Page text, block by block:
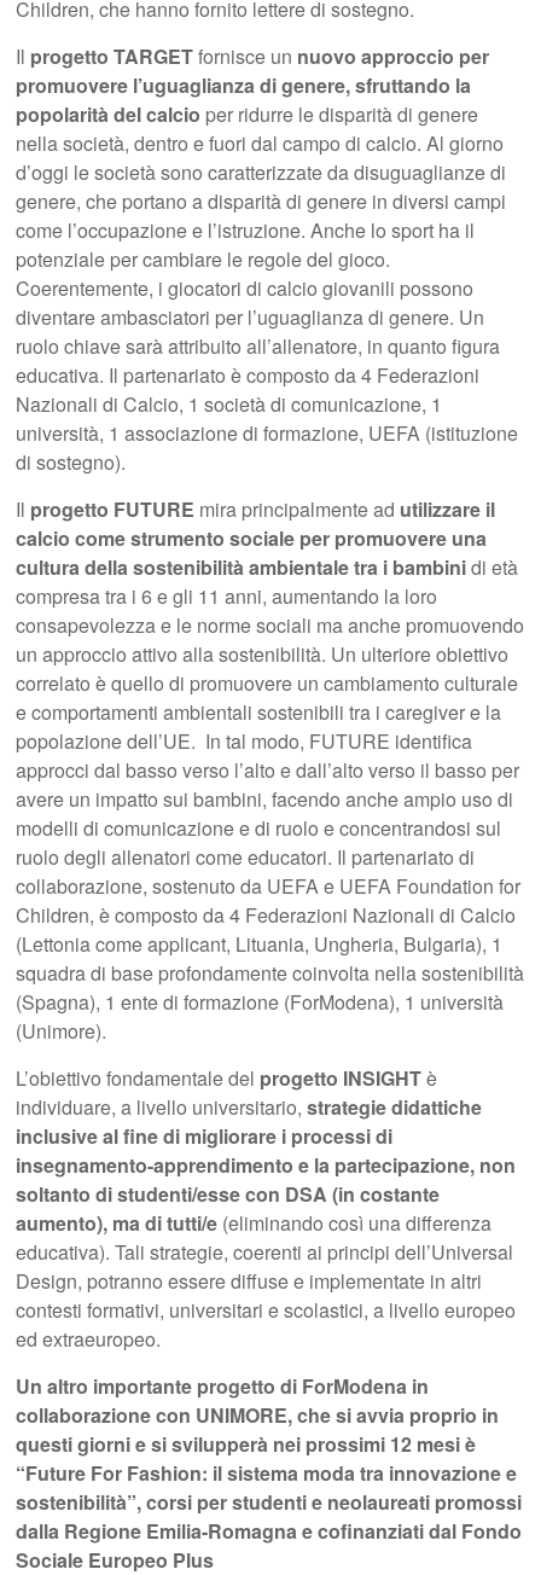
Children, che hanno fornito lettere di sostegno.
Il progetto TARGETfornisce un nuovo approccio per
promuovere l’uguaglianza di genere, sfruttando la
popolarità del calcio per ridurre le disparità di genere
nella società, dentro e fuori dal campo di calcio. Al giorno
d’oggi le società sono caratterizzate da disuguaglianze di
genere, che portano a disparità di genere in diversi campi
come l’occupazione e l’istruzione. Anche lo sport ha il
potenziale per cambiare le regole del gioco.
Coerentemente, i giocatori di calcio giovanili possono
diventare ambasciatori per l’uguaglianza di genere. Un
ruolo chiave sarà attribuito all’allenatore, in quanto figura
educativa. Il partenariato è composto da 4 Federazioni
Nazionali di Calcio, 1 società di comunicazione, 1
università, 1 associazione di formazione, UEFA (istituzione
di sostegno).
Il progetto FUTURE mira principalmente ad utilizzare il
calcio come strumento sociale per promuovere una
cultura della sostenibilità ambientale tra i bambinidi età
compresa tra i 6 e gli 11 anni, aumentando la loro
consapevolezza e le norme sociali ma anche promuovendo
un approccio attivo alla sostenibilità. Un ulteriore obiettivo
correlato è quello di promuovere un cambiamento culturale
e comportamenti ambientali sostenibili tra i caregiver e la
popolazione dell’UE. In tal modo, FUTURE identifica
approcci dal basso verso l’alto e dall’alto verso il basso per
avere un impatto sui bambini, facendo anche ampio uso di
modelli di comunicazione e di ruolo e concentrandosi sul
ruolo degli allenatori come educatori. Il partenariato di
collaborazione, sostenuto da UEFA e UEFA Foundation for
Children, è composto da 4 Federazioni Nazionali di Calcio
(Lettonia come applicant, Lituania, Ungheria, Bulgaria), 1
squadra di base profondamente coinvolta nella sostenibilità
(Spagna), 1 ente di formazione (ForModena), 1 università
(Unimore).
L’obiettivo fondamentale del progetto INSIGHTè
individuare, a livello universitario,strategie didattiche
inclusive al fine di migliorare i processi di
insegnamento-apprendimento e la partecipazione, non
soltanto di studenti/esse con DSA (in costante
aumento), ma di tutti/e (eliminando così una differenza
educativa). Tali strategie, coerenti ai principi dell’Universal
Design, potranno essere diffuse e implementate in altri
contesti formativi, universitari e scolastici, a livello europeo
ed extraeuropeo.
Un altro importante progetto di ForModena in
collaborazione con UNIMORE, che si avvia proprio in
questi giorni e si svilupperà nei prossimi 12 mesi è
“Future For Fashion: il sistema moda tra innovazione e
sostenibilità”, corsi per studenti e neolaureati promossi
dalla Regione Emilia-Romagna e cofinanziati dal Fondo
Sociale Europeo Plus